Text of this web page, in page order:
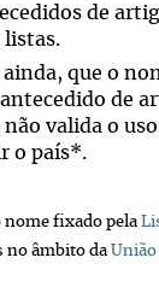
de
listas.
que o
antecedido de
valida o
o país*.
nome fixado pela
no âmbito da União